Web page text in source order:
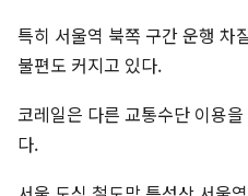
특히 서울역 북쪽 구간 운행 차
불편도 커지고 있다.
코레일은 다른 교통수단 이용
다.